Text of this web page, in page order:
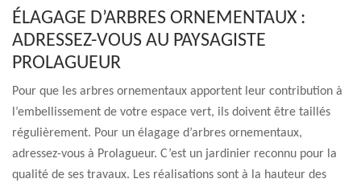
ÉLAGAGE D’ARBRES ORNEMENTAUX :
ADRESSEZ-VOUS AU PAYSAGISTE
PROLAGUEUR
Pour que les arbres ornementaux apportent leur contribution à
l’embellissement de votre espace vert, ils doivent être taillés
régulièrement. Pour un élagage d’arbres ornementaux,
adressez-vous à Prolagueur. C’est un jardinier reconnu pour la
qualité de ses travaux. Les réalisations sont à la hauteur des